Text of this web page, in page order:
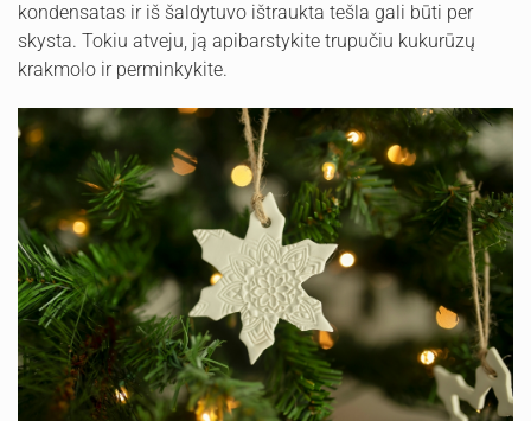
kondensatas ir iš šaldytuvo ištraukta tešla gali būti per
skysta. Tokiu atveju, ją apibarstykite trupučiu kukurūzų
krakmolo ir perminkykite.